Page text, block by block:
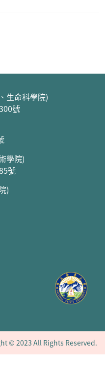
生命科學院)
號
學院)
號
)
© 2023 All Rights Reserved.